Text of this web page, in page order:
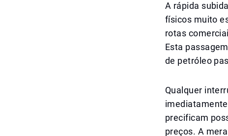
A rápida
físicos muito
rotas
Esta
de petróleo
Qualquer
precificam
preços. A